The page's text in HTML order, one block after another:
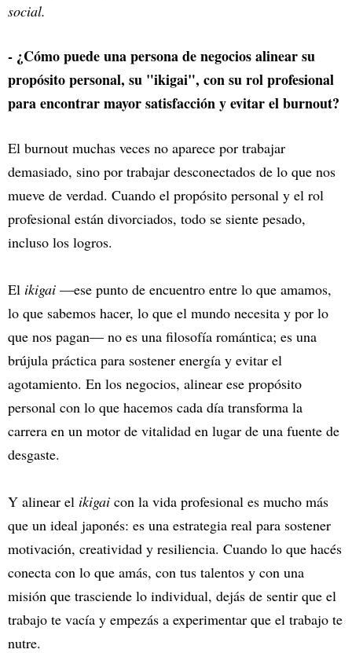
social.
- ¿Cómo puede una persona de negocios alinear su
propósito personal, su "ikigai", con su rol profesional
para encontrar mayor satisfacción y evitar el burnout?
El burnout muchas veces no aparece por trabajar
demasiado, sino por trabajar desconectados de lo que nos
mueve de verdad. Cuando el propósito personal y el rol
profesional están divorciados, todo se siente pesado,
incluso los logros.
El ikigai —ese punto de encuentro entre lo que amamos,
lo que sabemos hacer, lo que el mundo necesita y por lo
que nos pagan— no es una filosofía romántica; es una
brújula práctica para sostener energía y evitar el
agotamiento. En los negocios, alinear ese propósito
personal con lo que hacemos cada día transforma la
carrera en un motor de vitalidad en lugar de una fuente de
desgaste.
Y alinear el ikigai con la vida profesional es mucho más
que un ideal japonés: es una estrategia real para sostener
motivación, creatividad y resiliencia. Cuando lo que hacés
conecta con lo que amás, con tus talentos y con una
misión que trasciende lo individual, dejás de sentir que el
trabajo te vacía y empezás a experimentar que el trabajo te
nutre.